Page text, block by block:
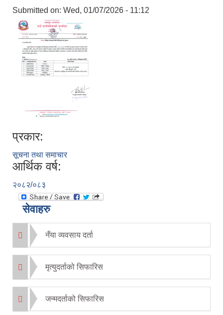
Submitted on: Wed, 01/07/2026 - 11:12
प्रकार:
सूचना तथा समाचार
आर्थिक वर्ष:
२०८२/०८३
सेवाहरु
नँया व्यवसाय दर्ता
मृत्युदर्ताको सिफारिस
जन्मदर्ताको सिफारिस